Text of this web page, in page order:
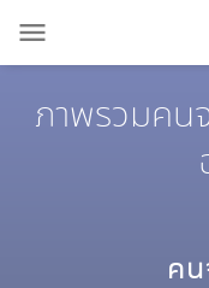
menu
ภาพรวมคน
ค